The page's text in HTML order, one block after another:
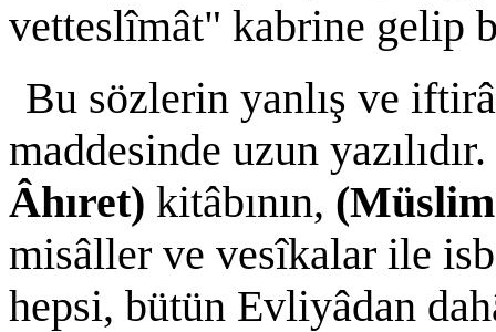
vetteslîmât" kabrine gelip
Bu sözlerin yanlış ve
maddesinde uzun yazılıdır.
Âhıret) kitâbının,
misâller ve vesîkalar ile
hepsi, bütün Evliyâdan